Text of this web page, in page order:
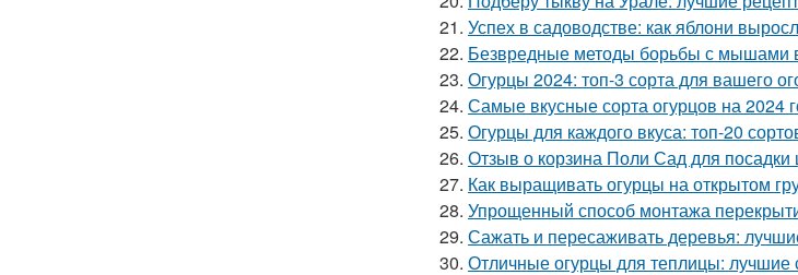
21. Успех в садоводстве: как яблони
22. Безвредные методы борьбы с мышами
23. Огурцы 2024: топ-3 сорта для вашего
24. Самые вкусные сорта огурцов на 2024
25. Огурцы для каждого вкуса: топ-20
26. Отзыв о корзина Поли Сад для посадки
27. Как выращивать огурцы на открытом
28. Упрощенный способ монтажа
29. Сажать и пересаживать деревья:
30. Отличные огурцы для теплицы: лучшие